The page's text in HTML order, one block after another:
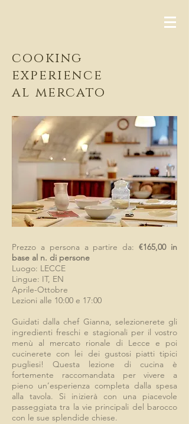
cooking
experience
al mercato
Prezzo a persona a partire da:€165,00 in
base al n. di persone
Luogo: LECCE
Lingue: IT, EN
Aprile-Ottobre
Lezioni alle 10:00 e 17:00
Guidati dalla chef Gianna, selezionerete gli
ingredienti freschi e stagionali per il vostro
menù al mercato rionale di Lecce e poi
cucinerete con lei dei gustosi piatti tipici
pugliesi! Questa lezione di cucina è
fortemente raccomandata per vivere a
pieno un’esperienza completa dalla spesa
alla tavola. Si inizierà con una piacevole
passeggiata tra la vie principali del barocco
con le sue splendide chiese.